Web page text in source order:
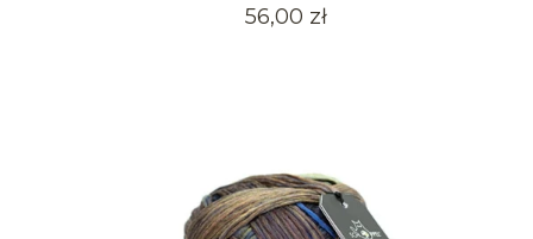
Cena
56,00 zł